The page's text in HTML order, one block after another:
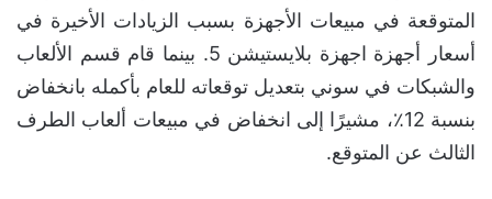
المتوقعة في مبيعات الأجهزة بسبب الزيادات الأخيرة في
أسعار أجهزة اجهزة بلايستيشن 5. بينما قام قسم الألعاب
والشبكات في سوني بتعديل توقعاته للعام بأكمله بانخفاض
بنسبة 12٪، مشيرًا إلى انخفاض في مبيعات ألعاب الطرف
الثالث عن المتوقع.